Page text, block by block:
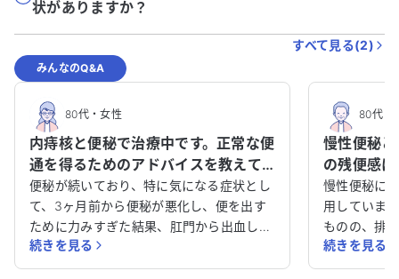
状がありますか？
すべて見る(2)
みんなのQ&A
80代・女性
内痔核と便秘で治療中です。正常な便
通を得るためのアドバイスを教えて
ください。
便秘が続いており、特に気になる症状とし
て、3ヶ月前から便秘が悪化し、便を出す
ために力みすぎた結果、肛門から出血して
しまいました。驚いて肛門科を受診したと
ころ、内痔核と診断されました。念のため
続きを見る
80代・
慢性便秘
の残便感
ください。
慢性便秘に
用していま
ものの、排
日中不快な
剤も試しま
続きを見る